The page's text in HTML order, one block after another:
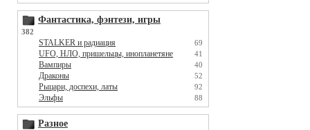
Фантастика, фэнтези, игры
382
STALKER и радиация 69
UFO, НЛО, пришельцы, инопланетяне 41
Вампиры 40
Драконы 52
Рыцари, доспехи, латы 92
Эльфы 88
Разное